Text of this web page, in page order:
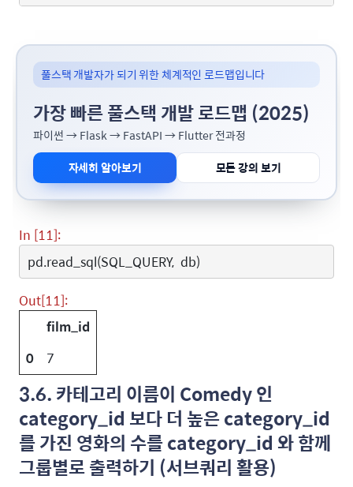
풀스택 개발자가 되기 위한 체계적인 로드맵입니다
가장 빠른 풀스택 개발 로드맵 (2025)
파이썬 → Flask → FastAPI → Flutter 전과정
자세히 알아보기
모든 강의 보기
In [11]:
pd.read_sql(SQL_QUERY, db)
Out[11]:
film_id
0
7
3.6. 카테고리 이름이 Comedy 인
category_id 보다 더 높은 category_id
를 가진 영화의 수를 category_id 와 함께
그룹별로 출력하기 (서브쿼리 활용)